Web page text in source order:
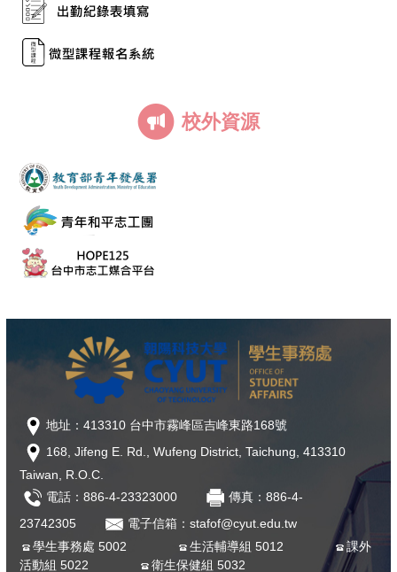
校外資源
地址：413310 台中市霧峰區吉峰東路168號
168, Jifeng E. Rd., Wufeng District, Taichung, 413310
Taiwan, R.O.C.
電話：886-4-23323000
傳真：886-4-
23742305
電子信箱：stafof@cyut.edu.tw
學生事務處 5002
生活輔導組 5012
課外
活動組 5022
衛生保健組 5032